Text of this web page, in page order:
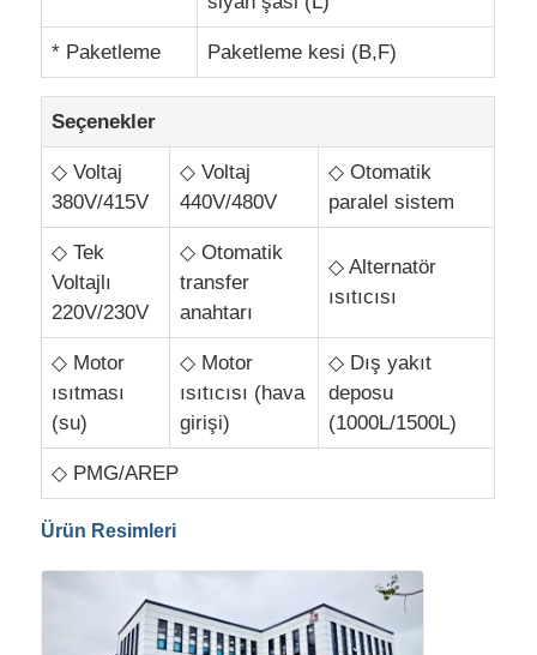
* Paketleme Paketleme kesi (B,F)
Seçenekler
◇ Voltaj
380V/415V
◇ Voltaj
440V/480V
◇ Otomatik
paralel sistem
◇ Tek
Voltajlı
220V/230V
◇ Otomatik
transfer
anahtarı
◇ Alternatör
ısıtıcısı
◇ Motor
ısıtması
(su)
◇ Motor
ısıtıcısı (hava
girişi)
◇ Dış yakıt
deposu
(1000L/1500L)
◇ PMG/AREP
Ürün Resimleri